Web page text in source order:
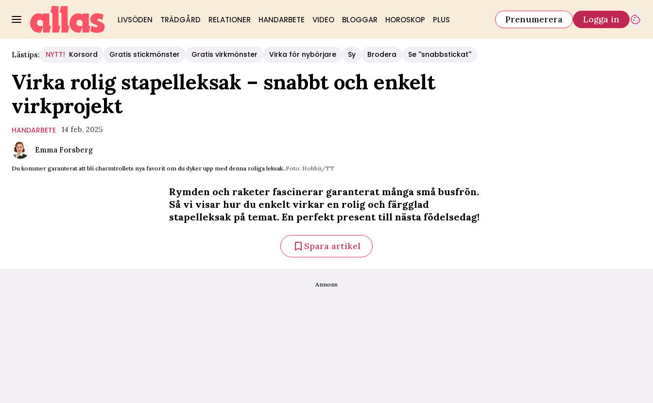
LIVSÖDEN TRÄDGÅRD RELATIONER HANDARBETE VIDEO BLOGGAR HOROSKOP PLUS Prenumerera Logga in
Lästips: NYTT! Korsord Gratis stickmönster Gratis virkmönster Virka för nybörjare Sy Brodera Se ''snabbstickat''
Virka rolig stapelleksak – snabbt och enkelt
virkprojekt
HANDARBETE 14 feb, 2025
Emma Forsberg
Du kommer garanterat att bli charmtrollets nya favorit om du dyker upp med denna roliga leksak..Foto: Hobbii/TT
Rymden och raketer fascinerar garanterat många små busfrön.
Så vi visar hur du enkelt virkar en rolig och färgglad
stapelleksak på temat. En perfekt present till nästa födelsedag!
Spara artikel
Annons